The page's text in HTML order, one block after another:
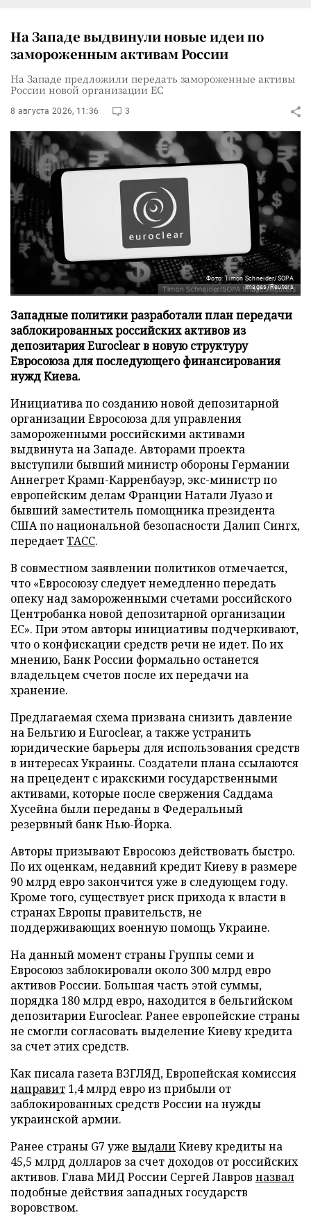
На Западе выдвинули новые идеи по
замороженным активам России
На Западе предложили передать замороженные активы
России новой организации ЕС
8 августа 2026, 11:36 3
Фото: Timon Schneider/SOPA
Images/Reuters
Западные политики разработали план передачи
заблокированных российских активов из
депозитария Euroclear в новую структуру
Евросоюза для последующего финансирования
нужд Киева.
Инициатива по созданию новой депозитарной
организации Евросоюза для управления
замороженными российскими активами
выдвинута на Западе. Авторами проекта
выступили бывший министр обороны Германии
Аннегрет Крамп-Карренбауэр, экс-министр по
европейским делам Франции Натали Луазо и
бывший заместитель помощника президента
США по национальной безопасности Далип Сингх,
передаетТАСС.
В совместном заявлении политиков отмечается,
что «Евросоюзу следует немедленно передать
опеку над замороженными счетами российского
Центробанка новой депозитарной организации
ЕС». При этом авторы инициативы подчеркивают,
что о конфискации средств речи не идет. По их
мнению, Банк России формально останется
владельцем счетов после их передачи на
хранение.
Предлагаемая схема призвана снизить давление
на Бельгию и Euroclear, а также устранить
юридические барьеры для использования средств
в интересах Украины. Создатели плана ссылаются
на прецедент с иракскими государственными
активами, которые после свержения Саддама
Хусейна были переданы в Федеральный
резервный банк Нью-Йорка.
Авторы призывают Евросоюз действовать быстро.
По их оценкам, недавний кредит Киеву в размере
90 млрд евро закончится уже в следующем году.
Кроме того, существует риск прихода к власти в
странах Европы правительств, не
поддерживающих военную помощь Украине.
На данный момент страны Группы семи и
Евросоюз заблокировали около 300 млрд евро
активов России. Большая часть этой суммы,
порядка 180 млрд евро, находится в бельгийском
депозитарии Euroclear. Ранее европейские страны
не смогли согласовать выделение Киеву кредита
за счет этих средств.
Как писала газета ВЗГЛЯД, Европейская комиссия
направит 1,4 млрд евро из прибыли от
заблокированных средств России на нужды
украинской армии.
Ранее страны G7 уже выдалиКиеву кредиты на
45,5 млрд долларов за счет доходов от российских
активов. Глава МИД России Сергей Лавров назвал
подобные действия западных государств
воровством.